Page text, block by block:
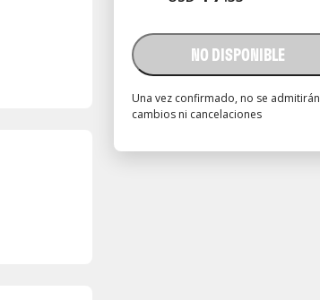
NO DISPONIBLE
Una vez confirmado, no se admitirán
cambios ni cancelaciones